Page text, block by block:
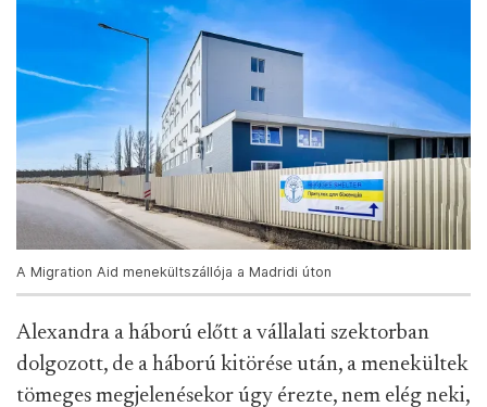
A Migration Aid menekültszállója a Madridi úton
Alexandra a háború előtt a vállalati szektorban
dolgozott, de a háború kitörése után, a menekültek
tömeges megjelenésekor úgy érezte, nem elég neki,